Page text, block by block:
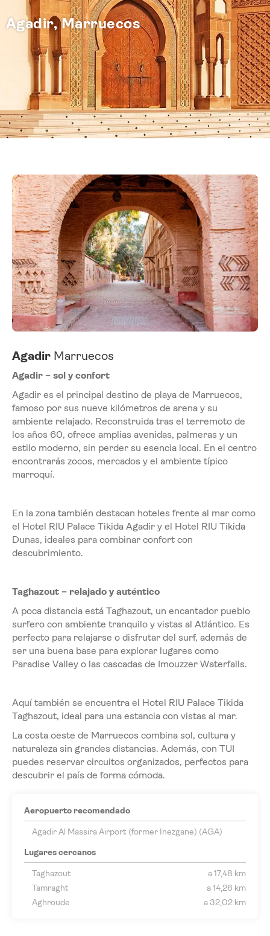
Agadir, Marruecos
Agadir Marruecos
Agadir – sol y confort
Agadir es el principal destino de playa de Marruecos,
famoso por sus nueve kilómetros de arena y su
ambiente relajado. Reconstruida tras el terremoto de
los años 60, ofrece amplias avenidas, palmeras y un
estilo moderno, sin perder su esencia local. En el centro
encontrarás zocos, mercados y el ambiente típico
marroquí.
En la zona también destacan hoteles frente al mar como
el Hotel RIU Palace Tikida Agadir y el Hotel RIU Tikida
Dunas, ideales para combinar confort con
descubrimiento.
Taghazout – relajado y auténtico
A poca distancia está Taghazout, un encantador pueblo
surfero con ambiente tranquilo y vistas al Atlántico. Es
perfecto para relajarse o disfrutar del surf, además de
ser una buena base para explorar lugares como
Paradise Valley o las cascadas de Imouzzer Waterfalls.
Aquí también se encuentra el Hotel RIU Palace Tikida
Taghazout, ideal para una estancia con vistas al mar.
La costa oeste de Marruecos combina sol, cultura y
naturaleza sin grandes distancias. Además, con TUI
puedes reservar circuitos organizados, perfectos para
descubrir el país de forma cómoda.
Aeropuerto recomendado
Agadir Al Massira Airport (former Inezgane) (AGA)
Lugares cercanos
Taghazout
a 17,48 km
Tamraght
a 14,26 km
Aghroude
a 32,02 km